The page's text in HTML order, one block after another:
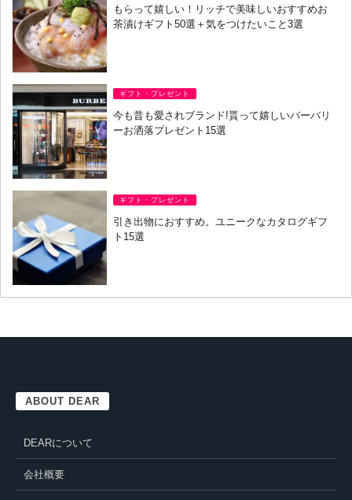
もらって嬉しい！リッチで美味しいおすすめお
茶漬けギフト50選＋気をつけたいこと3選
ギフト・プレゼント
今も昔も愛されブランド!貰って嬉しいバーバリ
ーお洒落プレゼント15選
ギフト・プレゼント
引き出物におすすめ。ユニークなカタログギフ
ト15選
ABOUT DEAR
DEARについて
会社概要